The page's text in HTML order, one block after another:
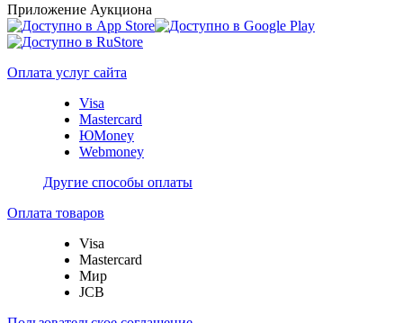
Приложение Аукциона
Оплата услуг сайта
Visa
Mastercard
ЮMoney
Webmoney
Другие способы оплаты
Оплата товаров
Visa
Mastercard
Мир
JCB